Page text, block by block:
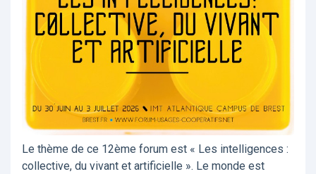
Le thème de ce 12ème forum est « Les intelligences :
collective, du vivant et artificielle ». Le monde est